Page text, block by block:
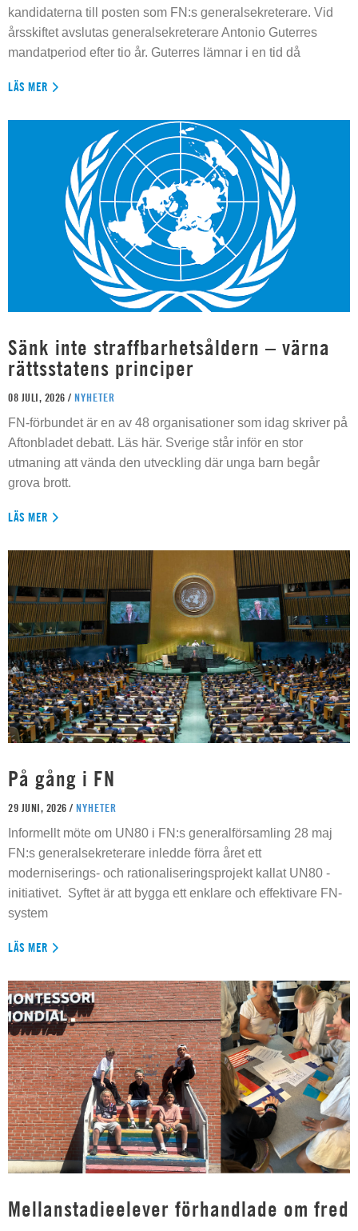
kandidaterna till posten som FN:s generalsekreterare. Vid
årsskiftet avslutas generalsekreterare Antonio Guterres
mandatperiod efter tio år. Guterres lämnar i en tid då
LÄS MER
Sänk inte straffbarhetsåldern – värna
rättsstatens principer
08 JULI, 2026 / NYHETER
FN-förbundet är en av 48 organisationer som idag skriver på
Aftonbladet debatt. Läs här. Sverige står inför en stor
utmaning att vända den utveckling där unga barn begår
grova brott.
LÄS MER
På gång i FN
29 JUNI, 2026 / NYHETER
Informellt möte om UN80 i FN:s generalförsamling 28 maj
FN:s generalsekreterare inledde förra året ett
moderniserings- och rationaliseringsprojekt kallat UN80 -
initiativet. Syftet är att bygga ett enklare och effektivare FN-
system
LÄS MER
Mellanstadieelever förhandlade om fred